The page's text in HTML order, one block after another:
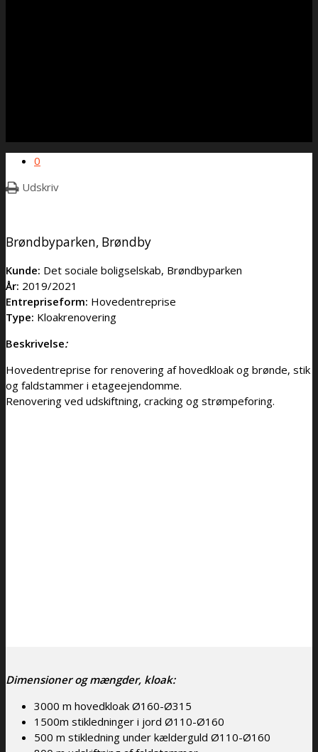
0
Udskriv
Brøndbyparken, Brøndby
Kunde: Det sociale boligselskab, Brøndbyparken
År: 2019/2021
Entrepriseform: Hovedentreprise
Type: Kloakrenovering
Beskrivelse:
Hovedentreprise for renovering af hovedkloak og brønde, stik
og faldstammer i etageejendomme.
Renovering ved udskiftning, cracking og strømpeforing.
Dimensioner og mængder, kloak:
3000 m hovedkloak Ø160-Ø315
1500m stikledninger i jord Ø110-Ø160
500 m stikledning under kælderguld Ø110-Ø160